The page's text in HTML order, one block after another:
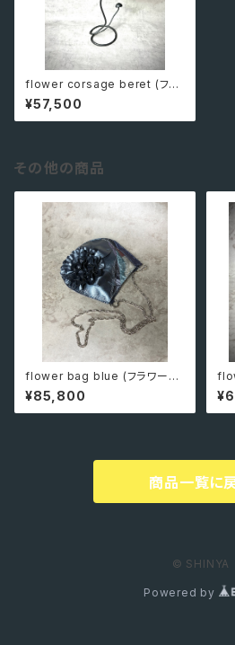
flower corsage beret (フラ
ワーコサージュベレー)
¥57,500
その他の商品
flower bag blue (フラワーバ
ッグ ブルー）一点もの
¥85,800
金）
商品一覧に
© SHINYA
Powered by